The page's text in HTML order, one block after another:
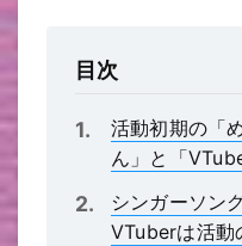
目次
活動初期の「
ん」と「
シンガーソン
VTuberは活動